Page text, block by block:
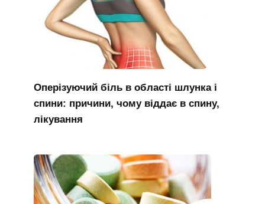
Оперізуючий біль в області шлунка і
спини: причини, чому віддає в спину,
лікування